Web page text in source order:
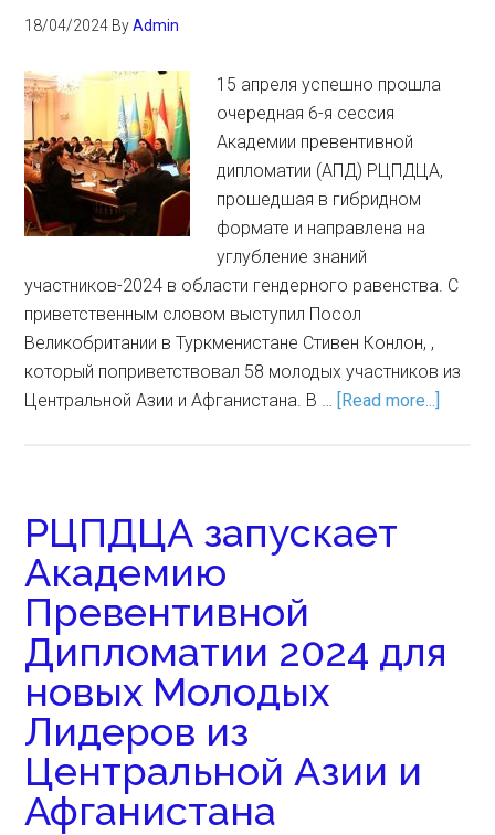
18/04/2024 ByAdmin
15 апреля успешно прошла
очередная 6-я сессия
Академии превентивной
дипломатии (АПД) РЦПДЦА,
прошедшая в гибридном
формате и направлена на
углубление знаний
участников-2024 в области гендерного равенства. С
приветственным словом выступил Посол
Великобритании в Туркменистане Стивен Конлон, ,
который поприветствовал 58 молодых участников из
Центральной Азии и Афганистана. В … [Read more...]
РЦПДЦА запускает
Академию
Превентивной
Дипломатии 2024 для
новых Молодых
Лидеров из
Центральной Азии и
Афганистана